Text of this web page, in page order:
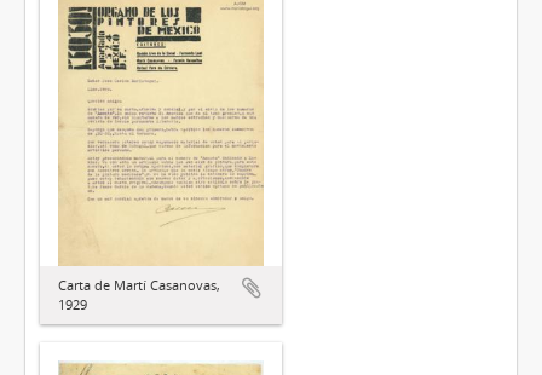
Carta de Martí Casanovas,
1929